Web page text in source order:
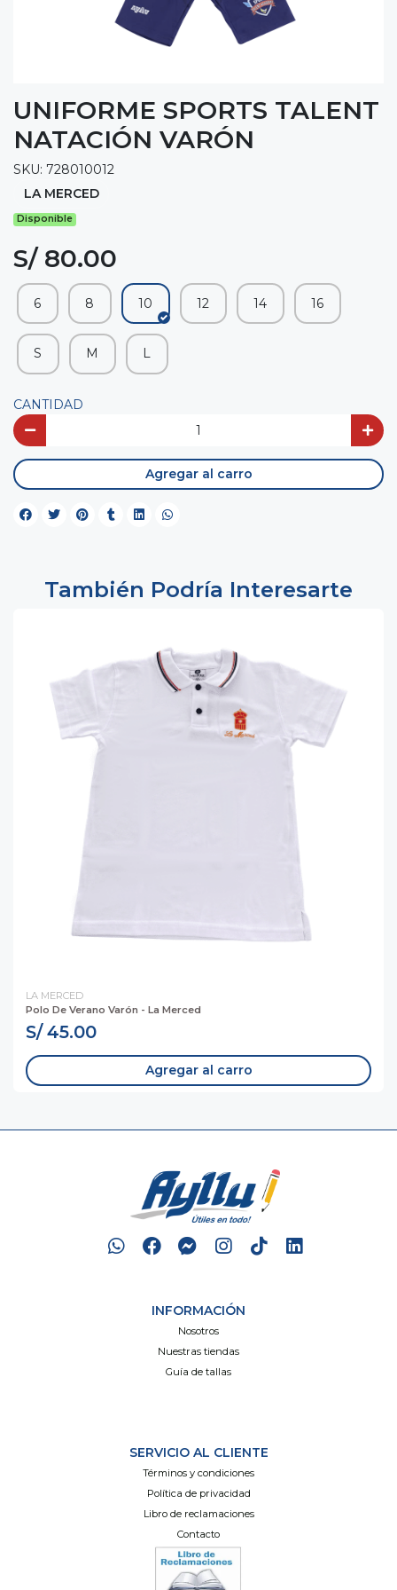
UNIFORME SPORTS TALENT
NATACIÓN VARÓN
SKU: 728010012
LA MERCED
Disponible
S/ 80.00
6 8 10 12 14 16
S M L
CANTIDAD
Agregar al carro
También Podría Interesarte
LA MERCED
Polo De Verano Varón - La Merced
S/ 45.00
Agregar al carro
INFORMACIÓN
Nosotros
Nuestras tiendas
Guía de tallas
SERVICIO AL CLIENTE
Términos y condiciones
Política de privacidad
Libro de reclamaciones
Contacto